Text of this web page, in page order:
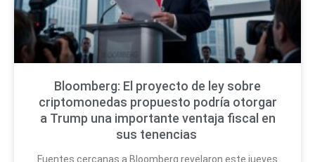
Bloomberg: El proyecto de ley sobre
criptomonedas propuesto podría otorgar
a Trump una importante ventaja fiscal en
sus tenencias
Fuentes cercanas a Bloomberg revelaron este jueves